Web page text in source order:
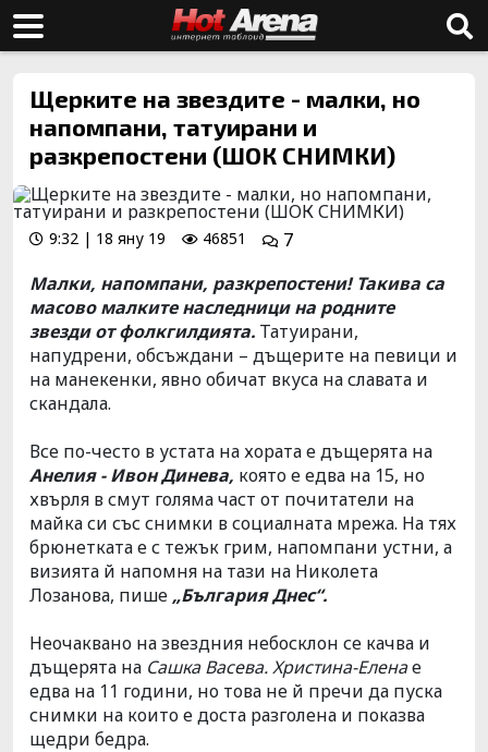
Щерките на звездите - малки, но
напомпани, татуирани и
разкрепостени (ШОК СНИМКИ)
9:32 | 18 яну 19 46851
7
Малки, напомпани, разкрепостени! Такива са
масово малките наследници на родните
звезди от фолкгилдията. Татуирани,
напудрени, обсъждани – дъщерите на певици и
на манекенки, явно обичат вкуса на славата и
скандала.
Все по-често в устата на хората е дъщерята на
Анелия - Ивон Динева, която е едва на 15, но
хвърля в смут голяма част от почитатели на
майка си със снимки в социалната мрежа. На тях
брюнетката е с тежък грим, напомпани устни, а
визията й напомня на тази на Николета
Лозанова, пише „България Днес“.
Неочаквано на звездния небосклон се качва и
дъщерята на Сашка Васева. Христина-Еленае
едва на 11 години, но това не й пречи да пуска
снимки на които е доста разголена и показва
щедри бедра.